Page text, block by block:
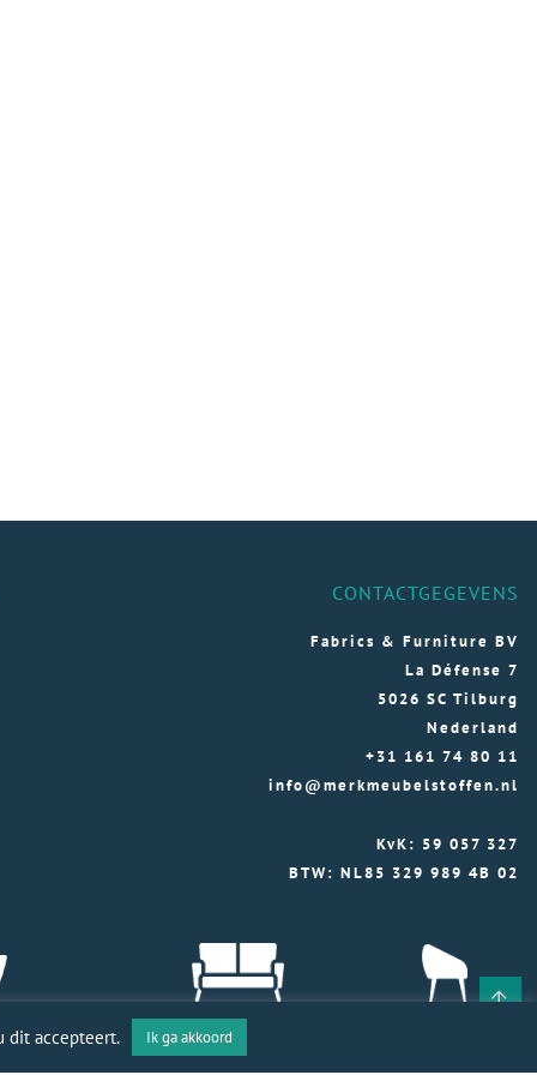
CONTACTGEGEVENS
Fabrics & Furniture BV
La Défense 7
5026 SC Tilburg
Nederland
+31 161 74 80 11
info@merkmeubelstoffen.nl
KvK: 59 057 327
BTW: NL85 329 989 4B 02
dit accepteert. Ik ga akkoord